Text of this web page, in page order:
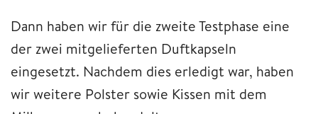
Dann haben wir für die zweite Testphase eine
der zwei mitgelieferten Duftkapseln
eingesetzt. Nachdem dies erledigt war, haben
wir weitere Polster sowie Kissen mit dem